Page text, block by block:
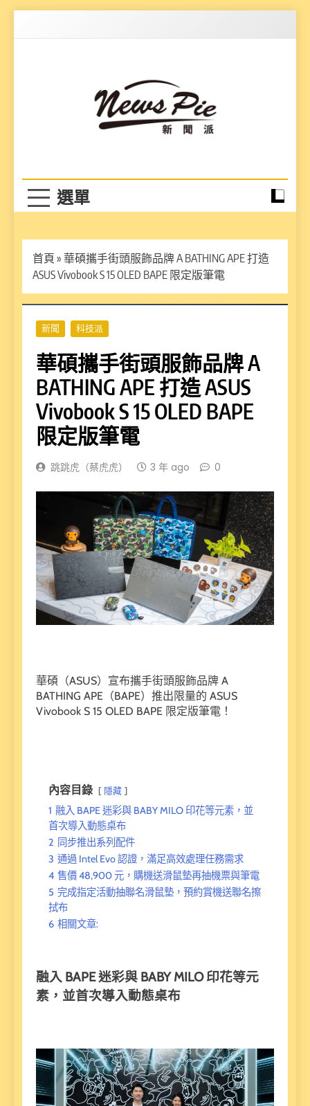
首頁 » 華碩攜手街頭服飾品牌 A BATHING APE 打造
ASUS Vivobook S 15 OLED BAPE 限定版筆電
新聞 科技派
華碩攜手街頭服飾品牌 A
BATHING APE 打造 ASUS
Vivobook S 15 OLED BAPE
限定版筆電
跳跳虎（蔡虎虎） 3 年 ago 0
華碩（ASUS）宣布攜手街頭服飾品牌 A
BATHING APE（BAPE）推出限量的 ASUS
Vivobook S 15 OLED BAPE 限定版筆電！
內容目錄 隱藏
1 融入 BAPE 迷彩與 BABY MILO 印花等元素，並
首次導入動態桌布
2 同步推出系列配件
3 通過 Intel Evo 認證，滿足高效處理任務需求
4 售價 48,900 元，購機送滑鼠墊再抽機票與筆電
5 完成指定活動抽聯名滑鼠墊，預約賞機送聯名擦
拭布
6 相關文章:
融入 BAPE迷彩與 BABY MILO印花等元
素，並首次導入動態桌布